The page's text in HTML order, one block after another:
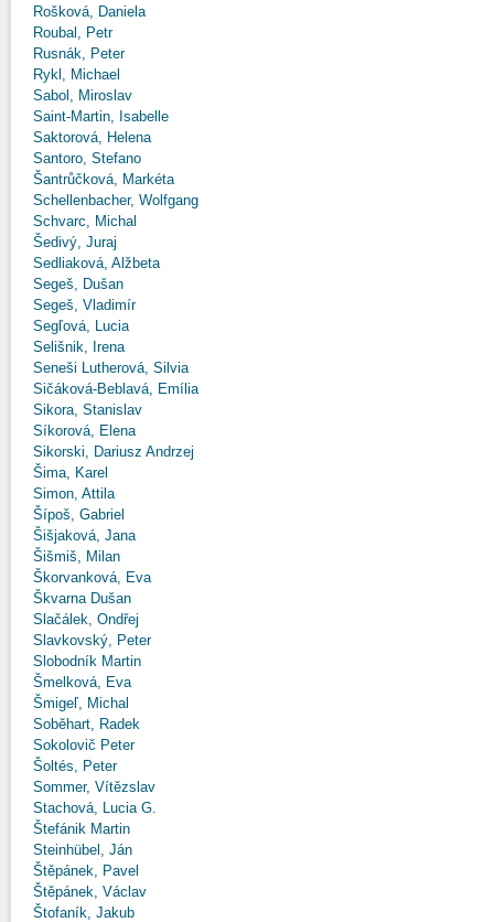
Rošková, Daniela
Roubal, Petr
Rusnák, Peter
Rykl, Michael
Sabol, Miroslav
Saint-Martin, Isabelle
Saktorová, Helena
Santoro, Stefano
Šantrůčková, Markéta
Schellenbacher, Wolfgang
Schvarc, Michal
Šedivý, Juraj
Sedliaková, Alžbeta
Segeš, Dušan
Segeš, Vladimír
Segľová, Lucia
Selišnik, Irena
Seneši Lutherová, Silvia
Sičáková-Beblavá, Emília
Sikora, Stanislav
Síkorová, Elena
Sikorski, Dariusz Andrzej
Šima, Karel
Simon, Attila
Šípoš, Gabriel
Šišjaková, Jana
Šišmiš, Milan
Škorvanková, Eva
Škvarna Dušan
Slačálek, Ondřej
Slavkovský, Peter
Slobodník Martin
Šmelková, Eva
Šmigeľ, Michal
Soběhart, Radek
Sokolovič Peter
Šoltés, Peter
Sommer, Vítězslav
Stachová, Lucia G.
Štefánik Martin
Steinhübel, Ján
Štěpánek, Pavel
Štěpánek, Václav
Štofaník, Jakub